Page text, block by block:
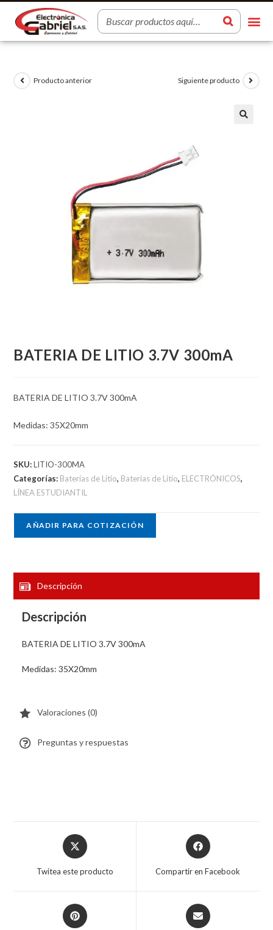
Producto anterior Siguiente producto
BATERIA DE LITIO 3.7V 300mA
BATERIA DE LITIO 3.7V 300mA
Medidas: 35X20mm
SKU:LITIO-300MA
Categorías: Baterías de Litio, Baterías de Litio, ELECTRÓNICOS,
LÍNEA ESTUDIANTIL
AÑADIR PARA COTIZACIÓN
Descripción
Descripción
BATERIA DE LITIO 3.7V 300mA
Medidas: 35X20mm
Valoraciones (0)
Preguntas y respuestas
Twitea este producto Compartir en Facebook